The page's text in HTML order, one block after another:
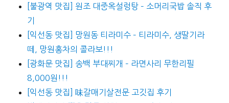
[불광역 맛집] 원조 대중옥설렁탕 – 소머리국밥 솔직 후
기
[익선동 맛집] 망원동 티라미수 – 티라미수, 생딸기라
떼, 망원홍차의 콜라보!!!
[광화문 맛집] 송백 부대찌개 – 라면사리 무한리필
8,000원!!!
[익선동 맛집] 味갈매기살전문 고깃집 후기